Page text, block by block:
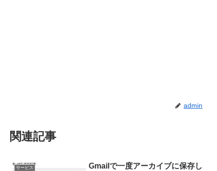
admin
関連記事
サービス
Gmailで一度アーカイブに保存し